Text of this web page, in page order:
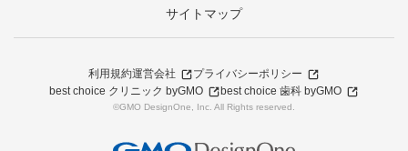
サイトマップ
利用規約運営会社
プライバシーポリシー
best choice クリニック byGMO
best choice 歯科 byGMO
©GMO DesignOne, Inc. All Rights reserved.